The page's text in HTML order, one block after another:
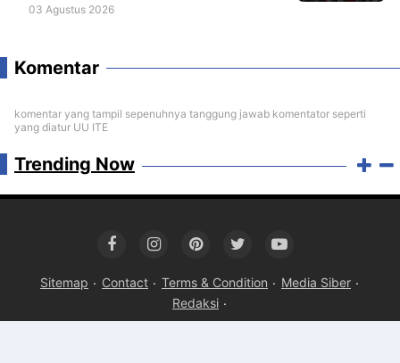
03 Agustus 2026
Komentar
komentar yang tampil sepenuhnya tanggung jawab komentator seperti
yang diatur UU ITE
Trending Now
Sitemap Contact Terms & Condition
Media Siber
Redaksi